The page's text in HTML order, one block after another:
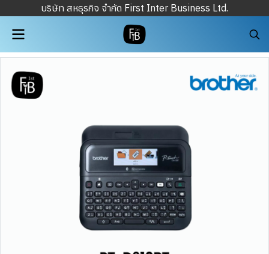
บริษัท สหธุรกิจ จำกัด First Inter Business Ltd.